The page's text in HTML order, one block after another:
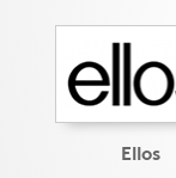
Ellos